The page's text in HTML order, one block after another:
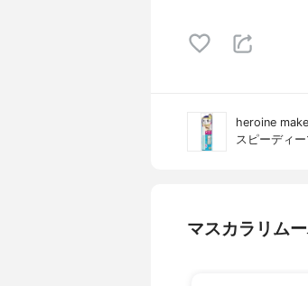
heroine
スピーディ
マスカラリム